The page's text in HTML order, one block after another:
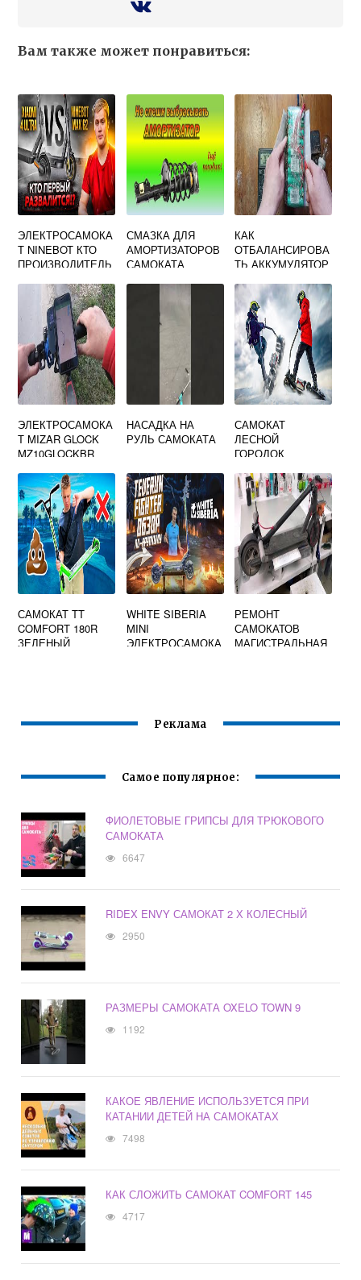
Вам также может понравиться:
ЭЛЕКТРОСАМОКА
Т NINEBOT КТО
ПРОИЗВОДИТЕЛЬ
СМАЗКА ДЛЯ
АМОРТИЗАТОРОВ
САМОКАТА
КАК
ОТБАЛАНСИРОВА
ТЬ АККУМУЛЯТОР
ЭЛЕКТРОСАМОКА
Т MIZAR GLOCK
MZ10GLOCKBR
НАСАДКА НА
РУЛЬ САМОКАТА
САМОКАТ
ЛЕСНОЙ
ГОРОДОК
САМОКАТ TT
COMFORT 180R
ЗЕЛЕНЫЙ
WHITE SIBERIA
MINI
ЭЛЕКТРОСАМОКА
РЕМОНТ
САМОКАТОВ
МАГИСТРАЛЬНАЯ
Реклама
Самое популярное:
ФИОЛЕТОВЫЕ ГРИПСЫ ДЛЯ ТРЮКОВОГО
САМОКАТА
6647
RIDEX ENVY САМОКАТ 2 Х КОЛЕСНЫЙ
2950
РАЗМЕРЫ САМОКАТА OXELO TOWN 9
1192
КАКОЕ ЯВЛЕНИЕ ИСПОЛЬЗУЕТСЯ ПРИ
КАТАНИИ ДЕТЕЙ НА САМОКАТАХ
7498
КАК СЛОЖИТЬ САМОКАТ COMFORT 145
4717